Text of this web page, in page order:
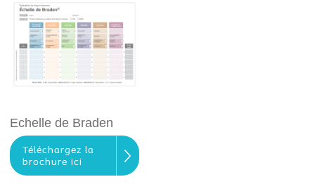
Echelle de Braden
Téléchargez la
brochure ici